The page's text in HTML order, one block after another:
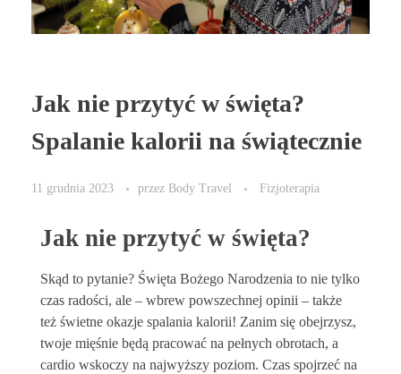
Jak nie przytyć w święta?
Spalanie kalorii na świątecznie
11 grudnia 2023 przez Body Travel Fizjoterapia
Jak nie przytyć w święta?
Skąd to pytanie? Święta Bożego Narodzenia to nie tylko
czas radości, ale – wbrew powszechnej opinii – także
też świetne okazje spalania kalorii! Zanim się obejrzysz,
twoje mięśnie będą pracować na pełnych obrotach, a
cardio wskoczy na najwyższy poziom. Czas spojrzeć na